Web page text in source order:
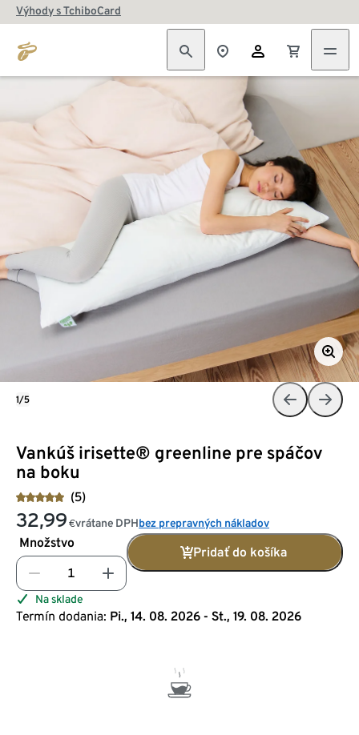
Výhody s TchiboCard
Vankúš irisette® greenline pre spáčov
na boku
(5)
32,99 €vrátane DPHbez prepravných nákladov
Množstvo
Pridať do košíka
Na sklade
Termín dodania: Pi., 14. 08. 2026 - St., 19. 08. 2026
1/5